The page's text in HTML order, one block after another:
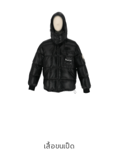
เสื้อขนเป็ด